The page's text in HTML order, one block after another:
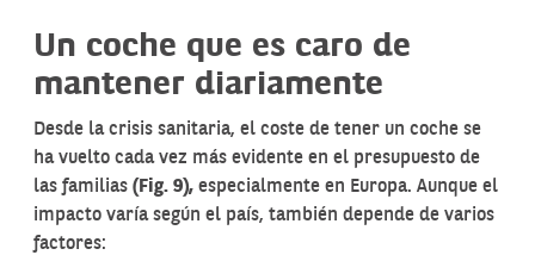
Un coche que es caro de
mantener diariamente
Desde la crisis sanitaria, el coste de tener un coche se
ha vuelto cada vez más evidente en el presupuesto de
las familias (Fig. 9), especialmente en Europa. Aunque el
impacto varía según el país, también depende de varios
factores: